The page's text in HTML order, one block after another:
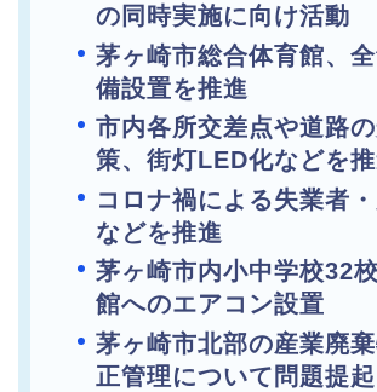
の同時実施に向け活動
茅ヶ崎市総合体育館、
備設置を推進
市内各所交差点や道路
策、街灯LED化などを
コロナ禍による失業者
などを推進
茅ヶ崎市内小中学校32
館へのエアコン設置
茅ヶ崎市北部の産業廃
正管理について問題提